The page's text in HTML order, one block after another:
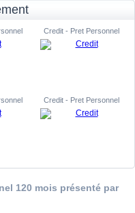
Credit - Pret Personnel
Credit - Pret Personnel
120 mois présenté par